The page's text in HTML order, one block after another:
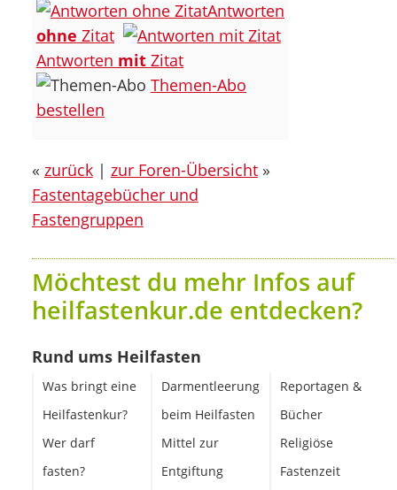
Antworten
ohne Zitat
Antworten mitZitat
Themen-Abo
bestellen
« zurück| zur Foren-Übersicht»
Fastentagebücher und
Fastengruppen
Möchtest du mehr Infos auf
heilfastenkur.de entdecken?
Rund ums Heilfasten
Was bringt eine
Heilfastenkur?
Wer darf
fasten?
Darmentleerung
beim Heilfasten
Mittel zur
Entgiftung
Reportagen &
Bücher
Religiöse
Fastenzeit